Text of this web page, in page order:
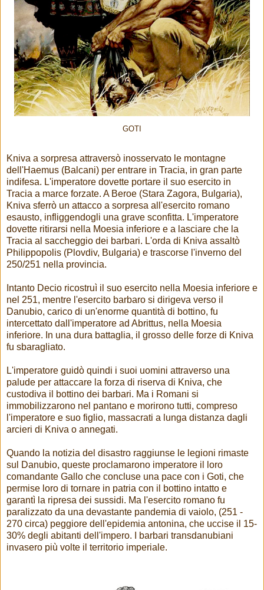
GOTI
Kniva a sorpresa attraversò inosservato le montagne
dell'Haemus (Balcani) per entrare in Tracia, in gran parte
indifesa. L'imperatore dovette portare il suo esercito in
Tracia a marce forzate. A Beroe (Stara Zagora, Bulgaria),
Kniva sferrò un attacco a sorpresa all'esercito romano
esausto, infliggendogli una grave sconfitta. L'imperatore
dovette ritirarsi nella Moesia inferiore e a lasciare che la
Tracia al saccheggio dei barbari. L'orda di Kniva assaltò
Philippopolis (Plovdiv, Bulgaria) e trascorse l'inverno del
250/251 nella provincia.
Intanto Decio ricostruì il suo esercito nella Moesia inferiore e
nel 251, mentre l'esercito barbaro si dirigeva verso il
Danubio, carico di un'enorme quantità di bottino, fu
intercettato dall'imperatore ad Abrittus, nella Moesia
inferiore. In una dura battaglia, il grosso delle forze di Kniva
fu sbaragliato.
L'imperatore guidò quindi i suoi uomini attraverso una
palude per attaccare la forza di riserva di Kniva, che
custodiva il bottino dei barbari. Ma i Romani si
immobilizzarono nel pantano e morirono tutti, compreso
l'imperatore e suo figlio, massacrati a lunga distanza dagli
arcieri di Kniva o annegati.
Quando la notizia del disastro raggiunse le legioni rimaste
sul Danubio, queste proclamarono imperatore il loro
comandante Gallo che concluse una pace con i Goti, che
permise loro di tornare in patria con il bottino intatto e
garantì la ripresa dei sussidi. Ma l'esercito romano fu
paralizzato da una devastante pandemia di vaiolo, (251 -
270 circa) peggiore dell'epidemia antonina, che uccise il 15-
30% degli abitanti dell'impero. I barbari transdanubiani
invasero più volte il territorio imperiale.